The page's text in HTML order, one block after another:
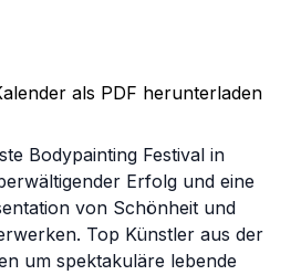
als PDF herunterladen
Bodypainting Festival in
Erfolg und eine
von Schönheit und
Top Künstler aus der
um spektakuläre lebende